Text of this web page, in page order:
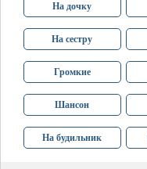
На дочку
На сестру
Громкие
Шансон
На будильник